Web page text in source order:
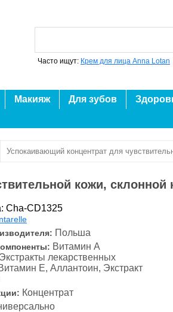
Часто ищут: Крем для лица Anna Lotan
Макияж Для зубов
Успокаивающий концентрат для
кожи,
Cha-CD1325
Польша
Витамин А
лекарственных
Е, Аллантоин, Экстракт
Концентрат